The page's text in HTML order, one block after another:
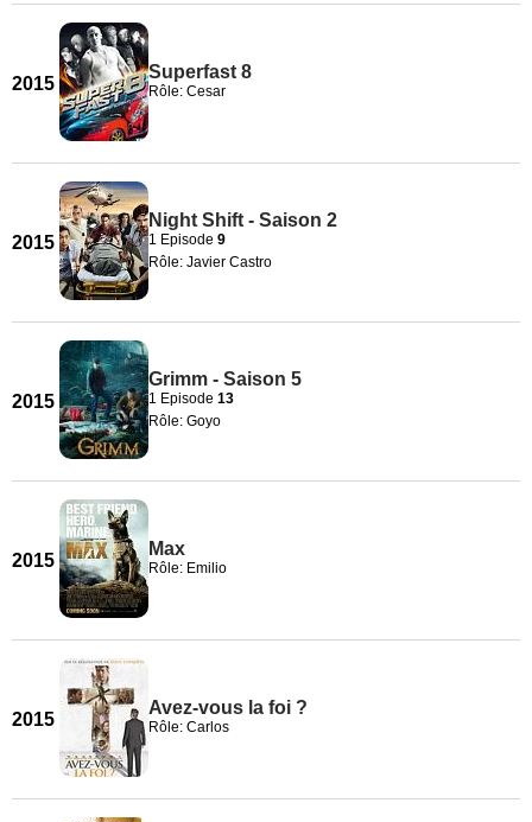
2015
Superfast 8
Rôle: Cesar
2015
Night Shift - Saison 2
1 Episode 9
Rôle: Javier Castro
2015
Grimm - Saison 5
1 Episode 13
Rôle: Goyo
2015
Max
Rôle: Emilio
2015
Avez-vous la foi ?
Rôle: Carlos